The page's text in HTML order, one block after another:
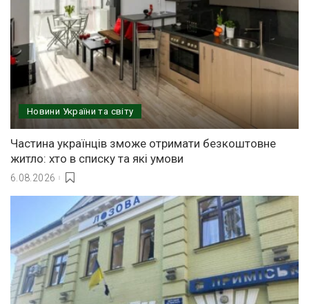
Новини України та світу
Частина українців зможе отримати безкоштовне
житло: хто в списку та які умови
6.08.2026